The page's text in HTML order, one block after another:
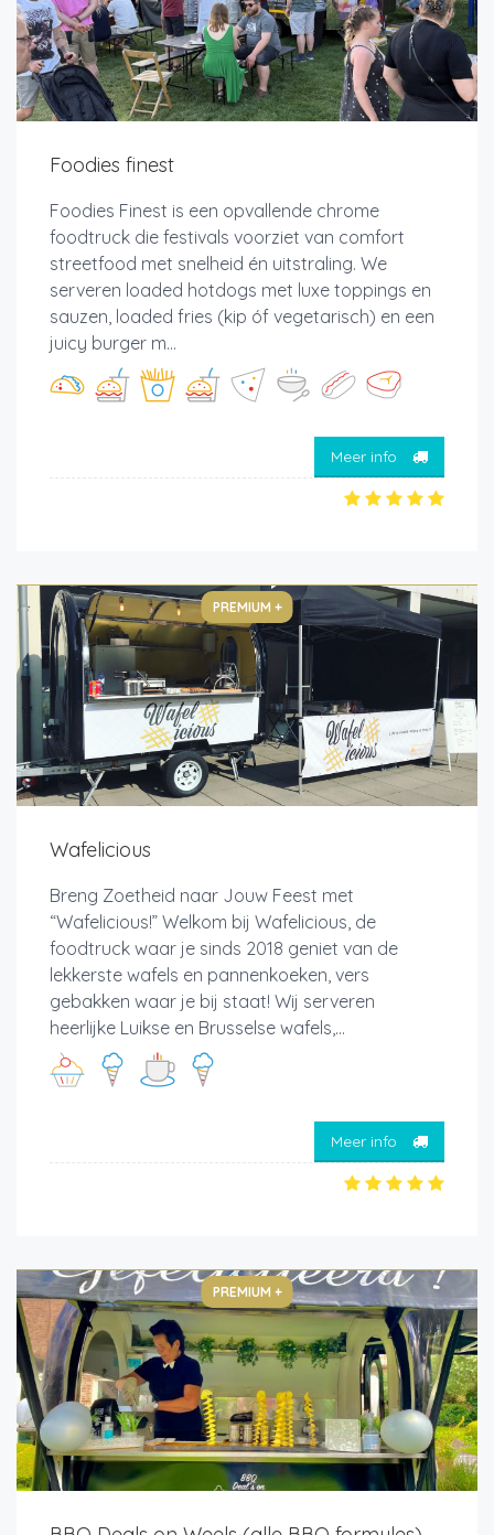
Foodies finest
Foodies Finest is een opvallende chrome
foodtruck die festivals voorziet van comfort
streetfood met snelheid én uitstraling. We
serveren loaded hotdogs met luxe toppings en
sauzen, loaded fries (kip óf vegetarisch) en een
juicy burger m...
Meer info
PREMIUM +
Wafelicious
Breng Zoetheid naar Jouw Feest met
“Wafelicious!” Welkom bij Wafelicious, de
foodtruck waar je sinds 2018 geniet van de
lekkerste wafels en pannenkoeken, vers
gebakken waar je bij staat! Wij serveren
heerlijke Luikse en Brusselse wafels,...
Meer info
PREMIUM +